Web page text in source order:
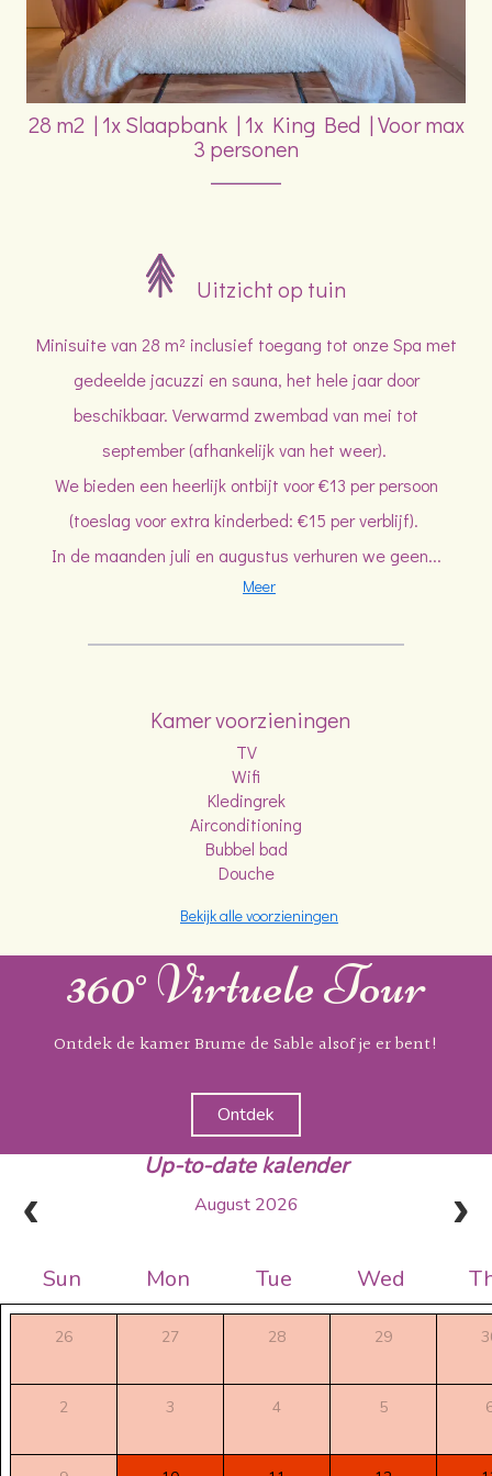
28 m2 | 1x Slaapbank | 1x King Bed |Voor max
3 personen
Uitzicht op tuin
Minisuite van 28 m² inclusief toegang tot onze Spa met
gedeelde jacuzzi en sauna, het hele jaar door
beschikbaar. Verwarmd zwembad van mei tot
september (afhankelijk van het weer).
We bieden een heerlijk ontbijt voor €13 per persoon
(toeslag voor extra kinderbed: €15 per verblijf).
In de maanden juli en augustus verhuren we geen...
Meer
Kamer voorzieningen
TV
Wifi
Kledingrek
Airconditioning
Bubbel bad
Douche
Bekijk alle voorzieningen
360° Virtuele Tour
Ontdek de kamer Brume de Sable alsof je er bent!
Ontdek
Up-to-date kalender
August 2026
Sun Mon Tue Wed
26 27 28 29
2 3 4 5